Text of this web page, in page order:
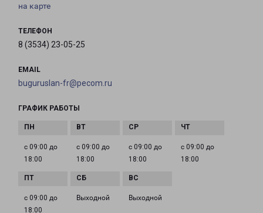
на карте
ТЕЛЕФОН
8 (3534) 23-05-25
EMAIL
buguruslan-fr@pecom.ru
ГРАФИК РАБОТЫ
с 09:00 до
18:00
с 09:00 до
18:00
с 09:00 до
18:00
с 09:00 до
18:00
с 09:00 до
18:00
Выходной Выходной